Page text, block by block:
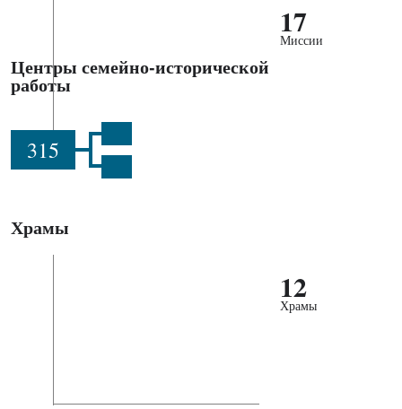
17
Миссии
Центры семейно-исторической
работы
315
Храмы
12
Храмы